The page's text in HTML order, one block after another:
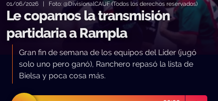
01/06/2026 | Foto: @DivisionalCAUF (Todos los derechos reservados)
Le copamos la transmisión
partidaria a Rampla
Gran fin de semana de los equipos del Líder (jugó
solo uno pero ganó), Ranchero repasó la lista de
Bielsa y poca cosa más.